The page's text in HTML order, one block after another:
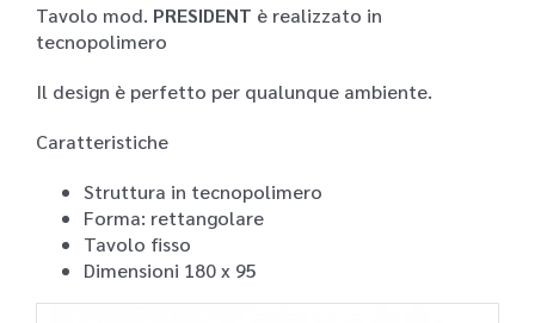
Tavolo mod. PRESIDENT è realizzato in
tecnopolimero
Il design è perfetto per qualunque ambiente.
Caratteristiche
Struttura in tecnopolimero
Forma: rettangolare
Tavolo fisso
Dimensioni 180 x 95